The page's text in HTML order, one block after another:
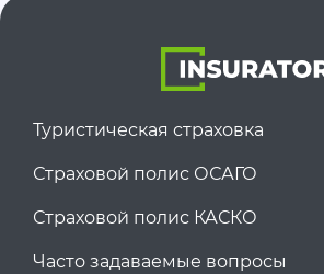
Туристическая страховка
Страховой полис ОСАГО
Страховой полис КАСКО
Часто задаваемые вопросы